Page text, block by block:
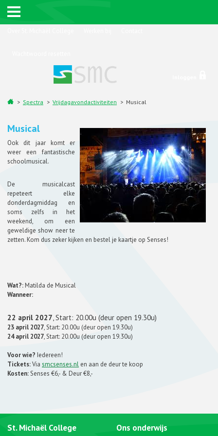
Spectra Vrijdagavondactiviteiten Musical
Musical
Ook dit jaar komt er
weer een fantastische
schoolmusical.
De musicalcast
repeteert elke
donderdagmiddag en
soms zelfs in het
weekend, om een
geweldige show neer te
zetten. Kom dus zeker kijken en bestel je kaartje op Senses!
Wat?:Matilda de Musical
Wanneer:
22 april 2027 , Start: 20.00u (deur open 19.30u)
23 april 2027, Start: 20.00u (deur open 19.30u)
24 april 2027, Start: 20.00u (deur open 19.30u)
Voor wie? Iedereen!
Tickets:Via smcsenses.nl en aan de deur te koop
Kosten:Senses €6,- & Deur €8,-
St. Michaël College Ons onderwijs